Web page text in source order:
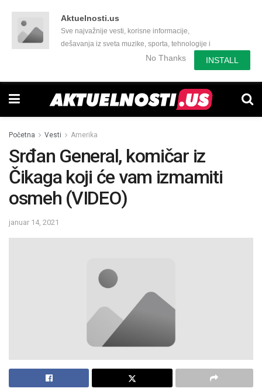
Aktuelnosti.us
Sve najvažnije vesti, korisne informacije,
dešavanja iz sveta muzike, sporta, tehnologije i
još mnogo toga zanimljivog.No Thanks INSTALL
Početna Vesti Amerika
Srđan General, komičar iz
Čikaga koji će vam izmamiti
osmeh (VIDEO)
januar 14, 2021